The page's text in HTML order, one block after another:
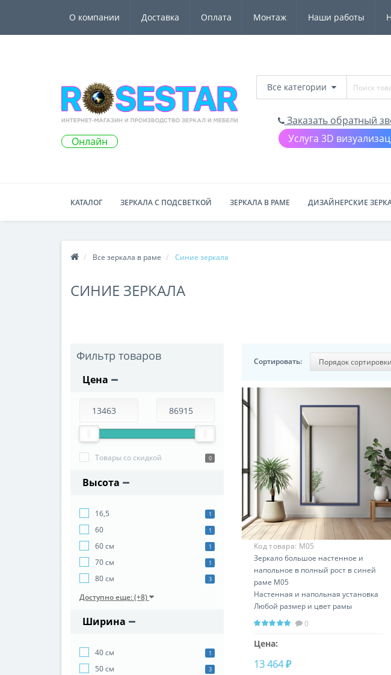
О компании Доставка Оплата Монтаж Наши работы
Онлайн
Все категории
Заказать обратный
Услуга 3D
КАТАЛОГ ЗЕРКАЛА С ПОДСВЕТКОЙ ЗЕРКАЛА В РАМЕ ДИЗАЙНЕРСКИЕ
Все зеркала в раме Синие зеркала
СИНИЕ ЗЕРКАЛА
Фильтр товаров
Цена
Товары со скидкой 0
Высота
16,5 1
60 1
60 см 1
70 см 1
80 см 3
Доступно еще: (+8)
Ширина
40 см 1
50 см 3
Сортировать:
Код товара: М05
Зеркало большое настенное и
напольное в полный рост в синей
раме М05
Настенная и напольная установка
Любой размер и цвет рамы
0
Цена:
13 464 ₽